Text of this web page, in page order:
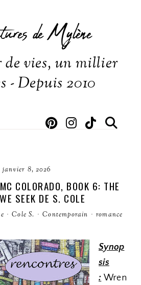
de Mylène
vies, un millier
- Depuis 2010
janvier 8, 2026
COLORADO, BOOK 6: THE
SEEK DE S. COLE
· Cole S. · Contemporain · romance
Synop
sis
: Wren